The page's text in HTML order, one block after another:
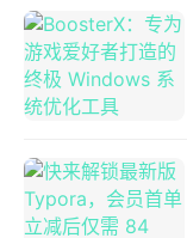
学
科
知
计
登录